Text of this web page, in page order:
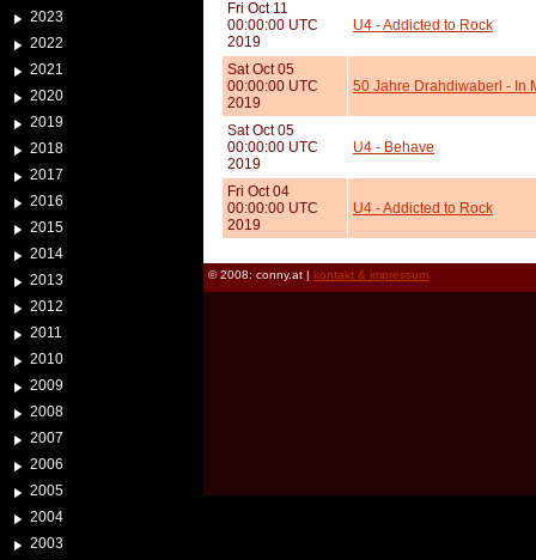
2023
2022
2021
2020
2019
2018
2017
2016
2015
2014
2013
2012
2011
2010
2009
2008
2007
2006
2005
2004
2003
Fri Oct 11
00:00:00 UTC
2019
U4 - Addicted to Rock
Sat Oct 05
00:00:00 UTC
2019
50 Jahre Drahdiwaberl - In
Sat Oct 05
00:00:00 UTC
2019
U4 - Behave
Fri Oct 04
00:00:00 UTC
2019
U4 - Addicted to Rock
© 2008: conny.at | kontakt & impressum